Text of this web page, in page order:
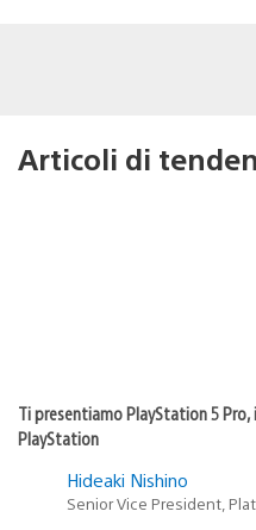
Articoli di
Ti presentiamo PlayStation 5
PlayStation
Hideaki Nishino
Senior Vice President,